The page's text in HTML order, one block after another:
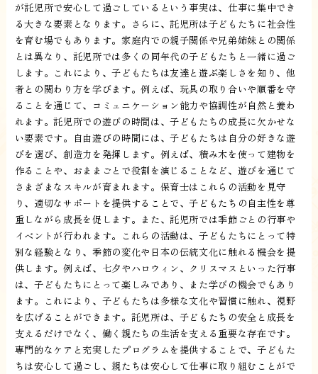
が託児所で安心して過ごしているという事実は、仕事に集中でき
る大きな要素となります。さらに、託児所は子どもたちに社会性
を育む場でもあります。家庭内での親子関係や兄弟姉妹との関係
とは異なり、託児所では多くの同年代の子どもたちと一緒に過ご
します。これにより、子どもたちは友達と遊ぶ楽しさを知り、他
者との関わり方を学びます。例えば、玩具の取り合いや順番を守
ることを通じて、コミュニケーション能力や協調性が自然と養わ
れます。託児所での遊びの時間は、子どもたちの成長に欠かせな
い要素です。自由遊びの時間には、子どもたちは自分の好きな遊
びを選び、創造力を発揮します。例えば、積み木を使って建物を
作ることや、おままごとで役割を演じることなど、遊びを通じて
さまざまなスキルが育まれます。保育士はこれらの活動を見守
り、適切なサポートを提供することで、子どもたちの自主性を尊
重しながら成長を促します。また、託児所では季節ごとの行事や
イベントが行われます。これらの活動は、子どもたちにとって特
別な経験となり、季節の変化や日本の伝統文化に触れる機会を提
供します。例えば、七夕やハロウィン、クリスマスといった行事
は、子どもたちにとって楽しみであり、また学びの機会でもあり
ます。これにより、子どもたちは多様な文化や習慣に触れ、視野
を広げることができます。託児所は、子どもたちの安全と成長を
支えるだけでなく、働く親たちの生活を支える重要な存在です。
専門的なケアと充実したプログラムを提供することで、子どもた
ちは安心して過ごし、親たちは安心して仕事に取り組むことがで